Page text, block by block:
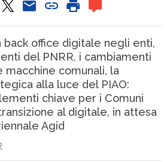
back office digitale negli enti,
del PNRR, i cambiamenti
macchine comunali, la
alla luce del PIAO:
chiave per i Comuni
al digitale, in attesa
Agid